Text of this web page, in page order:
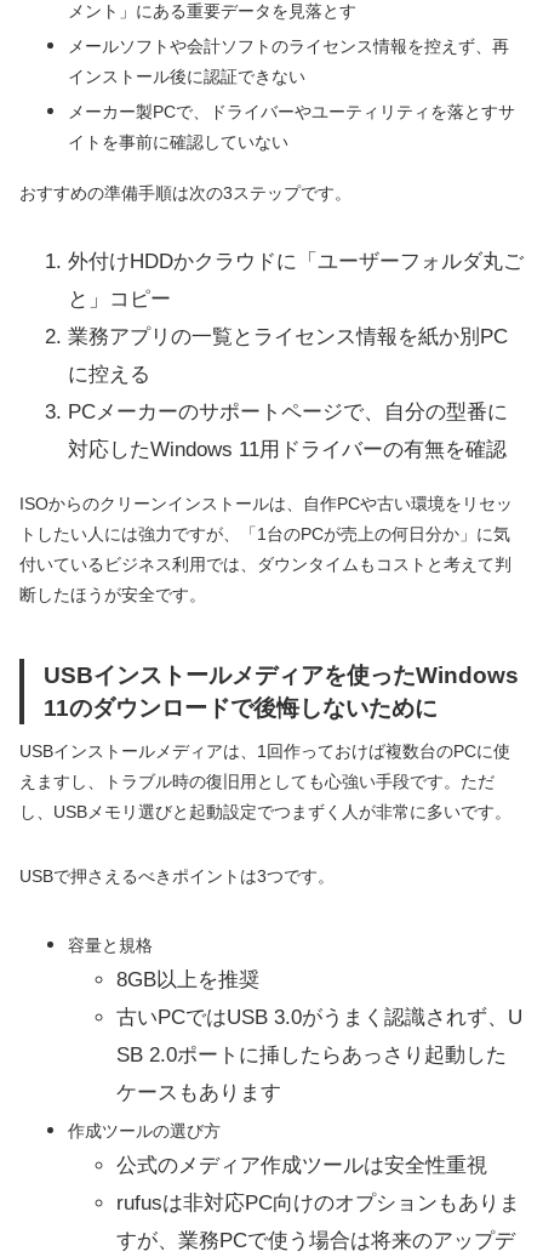
メント」にある重要データを見落とす
メールソフトや会計ソフトのライセンス情報を控えず、再
インストール後に認証できない
メーカー製PCで、ドライバーやユーティリティを落とすサ
イトを事前に確認していない
おすすめの準備手順は次の3ステップです。
外付けHDDかクラウドに「ユーザーフォルダ丸ご
と」コピー
業務アプリの一覧とライセンス情報を紙か別PC
に控える
PCメーカーのサポートページで、自分の型番に
対応したWindows 11用ドライバーの有無を確認
ISOからのクリーンインストールは、自作PCや古い環境をリセッ
トしたい人には強力ですが、「1台のPCが売上の何日分か」に気
付いているビジネス利用では、ダウンタイムもコストと考えて判
断したほうが安全です。
USBインストールメディアを使ったWindows
11のダウンロードで後悔しないために
USBインストールメディアは、1回作っておけば複数台のPCに使
えますし、トラブル時の復旧用としても心強い手段です。ただ
し、USBメモリ選びと起動設定でつまずく人が非常に多いです。
USBで押さえるべきポイントは3つです。
容量と規格
8GB以上を推奨
古いPCではUSB 3.0がうまく認識されず、U
SB 2.0ポートに挿したらあっさり起動した
ケースもあります
作成ツールの選び方
公式のメディア作成ツールは安全性重視
rufusは非対応PC向けのオプションもありま
すが、業務PCで使う場合は将来のアップデ